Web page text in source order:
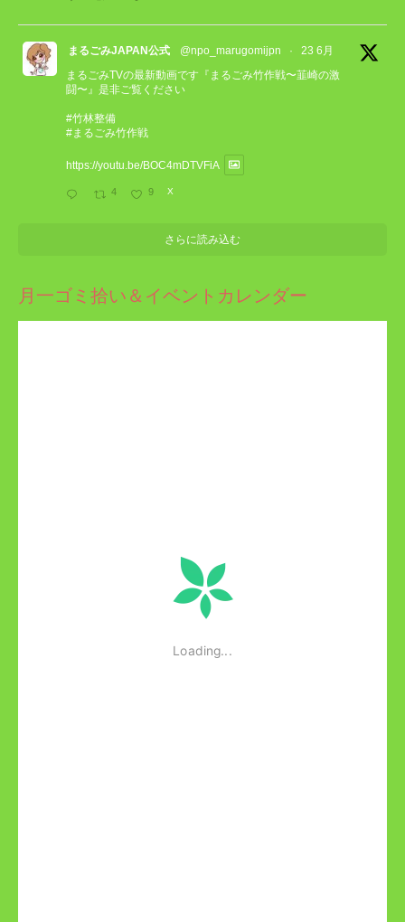
まるごみJAPAN公式 @npo_marugomijpn ·
23 6月
まるごみTVの最新動画です『まるごみ竹作戦〜韮崎の激
闘〜』是非ご覧ください
#竹林整備
#まるごみ竹作戦
https://youtu.be/BOC4mDTVFiA
4 9 X
さらに読み込む
月一ゴミ拾い＆イベントカレンダー